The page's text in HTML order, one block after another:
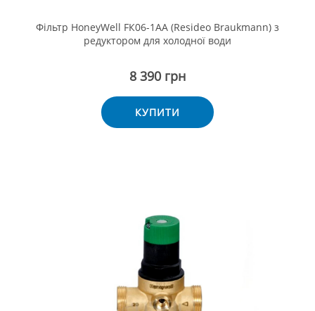
Фільтр HoneyWell FК06-1AA (Resideo Braukmann) з
редуктором для холодної води
8 390 грн
КУПИТИ